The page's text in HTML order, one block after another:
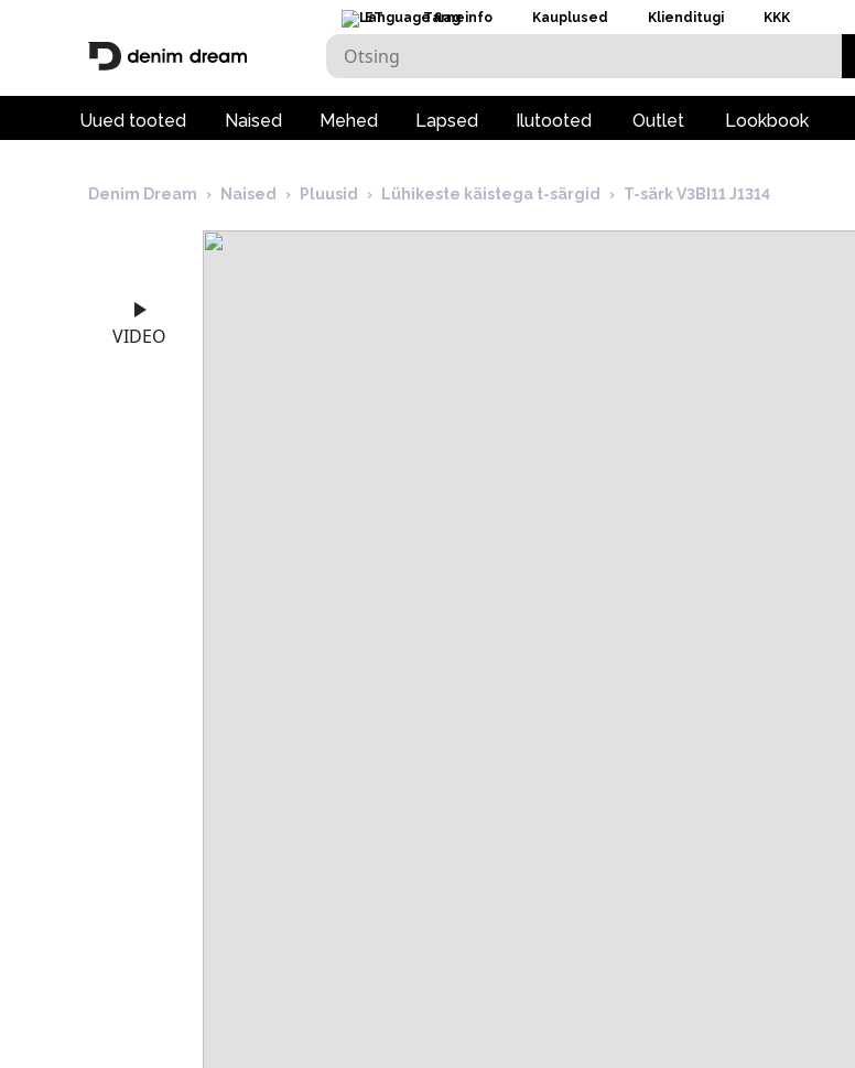
ET Tarneinfo Kauplused Klienditugi KKK
Uued tooted Naised Mehed Lapsed Ilutooted Outlet Lookbook
Denim Dream › Naised › Pluusid › Lühikeste käistega t-särgid › T-särk V3BI11 J1314
VIDEO